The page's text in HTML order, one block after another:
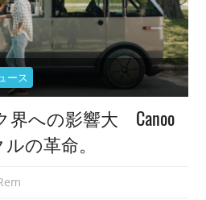
ース
界への影響大 Canoo
の革命。